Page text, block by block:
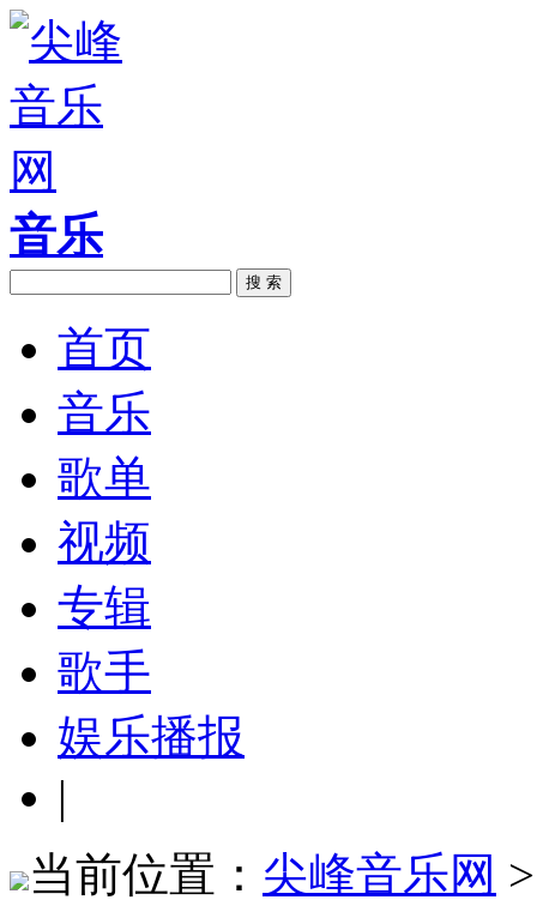
音乐
搜 索
首页
音乐
歌单
视频
专辑
歌手
娱乐播报
|
当前位置： 尖峰音乐网